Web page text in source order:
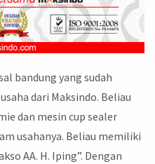
bandung yang sudah
dari Maksindo. Beliau
dan mesin cup sealer
usahanya. Beliau memiliki
AA. H. Iping”. Dengan